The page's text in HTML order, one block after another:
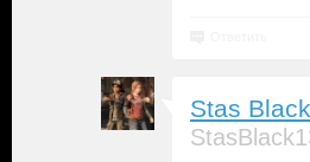
Stas Black